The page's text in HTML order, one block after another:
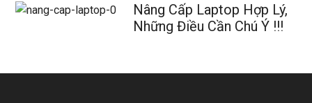
Nâng Cấp Laptop Hợp Lý,
Những Điều Cần Chú Ý !!!